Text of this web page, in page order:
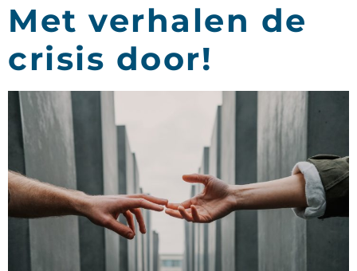
Met verhalen de
crisis door!